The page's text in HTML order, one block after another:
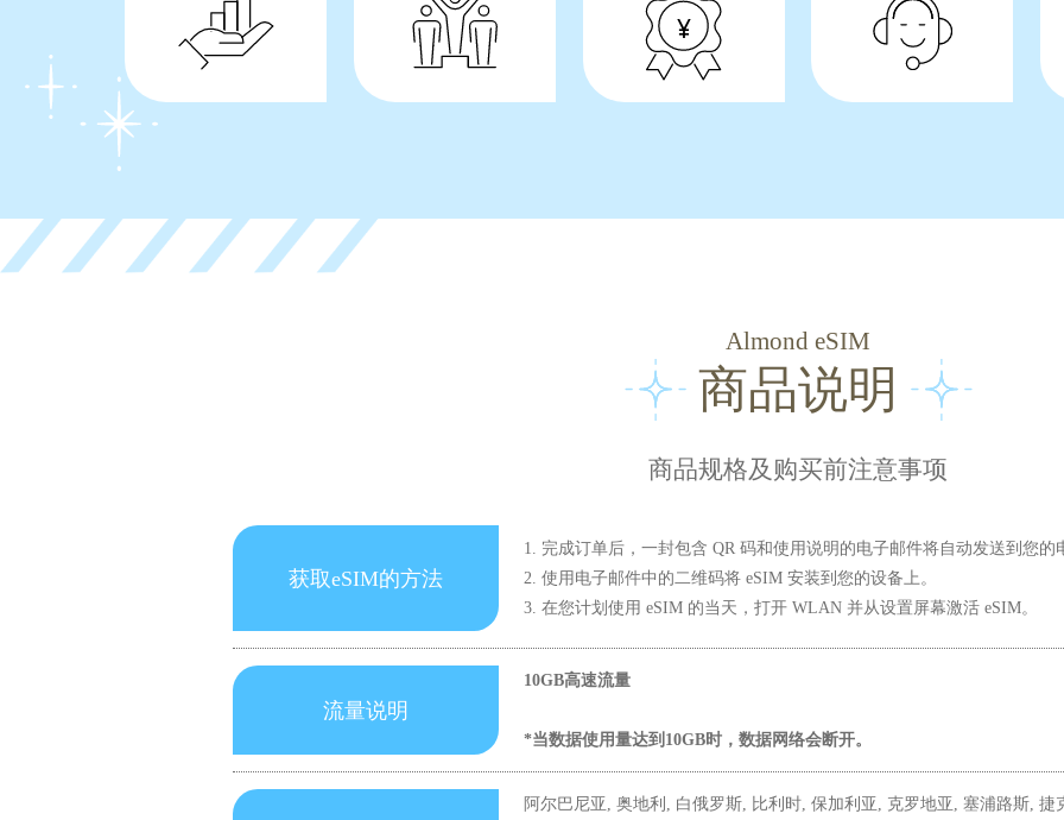
Almond eSIM
商品说明
商品规格及购买前注意事项
获取eSIM的方法
1. 完成订单后，一封包含 QR 码和使用说明的电子邮件将自动发送到您的
2. 使用电子邮件中的二维码将 eSIM 安装到您的设备上。
3. 在您计划使用 eSIM 的当天，打开 WLAN 并从设置屏幕激活 eSIM。
流量说明
10GB高速流量
*当数据使用量达到10GB时，数据网络会断开。
阿尔巴尼亚, 奥地利, 白俄罗斯, 比利时, 保加利亚, 克罗地亚, 塞浦路斯,